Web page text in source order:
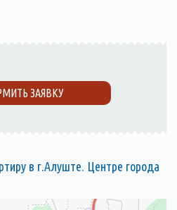
ЗАЯВКУ
в г.Алуште. Центре города